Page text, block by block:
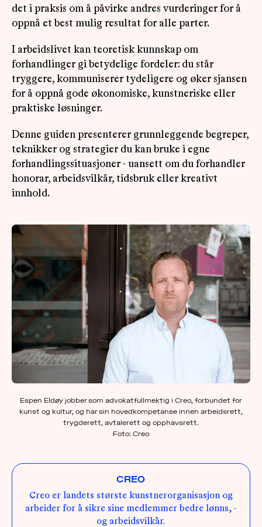
det i praksis om å påvirke andres vurderinger for å
oppnå et best mulig resultat for alle parter.
I arbeidslivet kan teoretisk kunnskap om
forhandlinger gi betydelige fordeler: du står
tryggere, kommuniserer tydeligere og øker sjansen
for å oppnå gode økonomiske, kunstneriske eller
praktiske løsninger.
Denne guiden presenterer grunnleggende begreper,
teknikker og strategier du kan bruke i egne
forhandlingssituasjoner - uansett om du forhandler
honorar, arbeidsvilkår, tidsbruk eller kreativt
innhold.
Espen Eldøy jobber som advokatfullmektig i Creo, forbundet for
kunst og kultur, og har sin hovedkompetanse innen arbeidsrett,
trygderett, avtalerett og opphavsrett.
Foto: Creo
CREO
Creo er landets største kunstnerorganisasjon og
arbeider for å sikre sine medlemmer bedre lønns, -
og arbeidsvilkår.